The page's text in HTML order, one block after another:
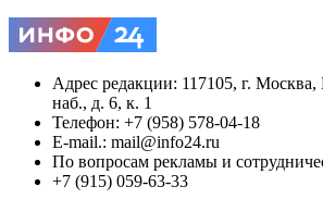
Адрес редакции: 117105, г.
наб., д. 6, к. 1
Телефон: +7 (958) 578-04-18
E-mail.: mail@info24.ru
По вопросам рекламы и
+7 (915) 059-63-33